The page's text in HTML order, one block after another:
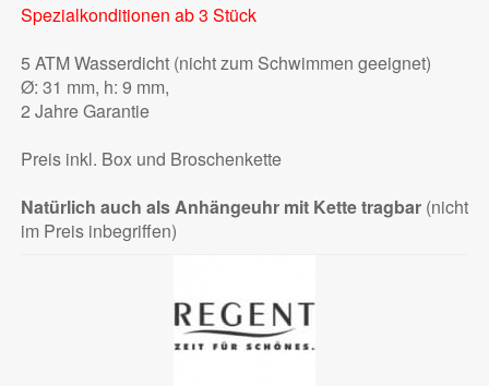
Spezialkonditionen ab 3 Stück
5 ATM Wasserdicht (nicht zum Schwimmen geeignet)
Ø: 31 mm, h: 9 mm,
2 Jahre Garantie
Preis inkl. Box und Broschenkette
Natürlich auch als Anhängeuhr mit Kette tragbar(nicht
im Preis inbegriffen)